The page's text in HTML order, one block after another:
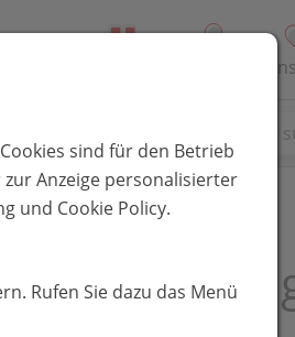
sind für den Betrieb
Anzeige personalisierter
und Cookie Policy.
Rufen Sie dazu das Menü